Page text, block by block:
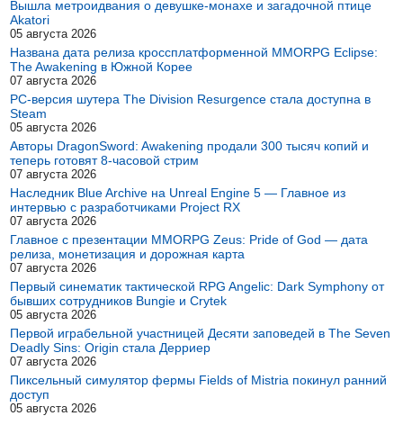
Вышла метроидвания о девушке-монахе и загадочной птице
Akatori
05 августа 2026
Названа дата релиза кроссплатформенной MMORPG Eclipse:
The Awakening в Южной Корее
07 августа 2026
PC-версия шутера The Division Resurgence стала доступна в
Steam
05 августа 2026
Авторы DragonSword: Awakening продали 300 тысяч копий и
теперь готовят 8-часовой стрим
07 августа 2026
Наследник Blue Archive на Unreal Engine 5 — Главное из
интервью с разработчиками Project RX
07 августа 2026
Главное с презентации MMORPG Zeus: Pride of God — дата
релиза, монетизация и дорожная карта
07 августа 2026
Первый синематик тактической RPG Angelic: Dark Symphony от
бывших сотрудников Bungie и Crytek
05 августа 2026
Первой играбельной участницей Десяти заповедей в The Seven
Deadly Sins: Origin стала Дерриер
07 августа 2026
Пиксельный симулятор фермы Fields of Mistria покинул ранний
доступ
05 августа 2026